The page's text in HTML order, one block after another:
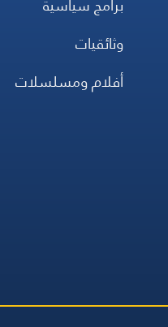
وثائقيات
أفلام ومسلسلات